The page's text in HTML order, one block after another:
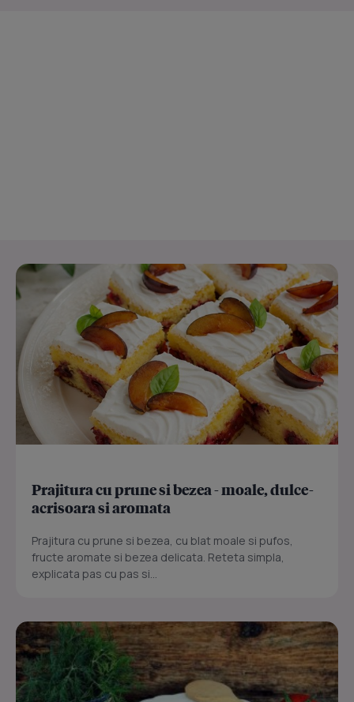
Prajitura cu prune si bezea - moale, dulce-
acrisoara si aromata
Prajitura cu prune si bezea, cu blat moale si pufos,
fructe aromate si bezea delicata. Reteta simpla,
explicata pas cu pas si...